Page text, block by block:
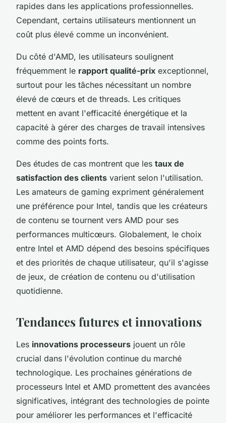
rapides dans les applications professionnelles.
Cependant, certains utilisateurs mentionnent un
coût plus élevé comme un inconvénient.
Du côté d'AMD, les utilisateurs soulignent
fréquemment le rapport qualité-prix exceptionnel,
surtout pour les tâches nécessitant un nombre
élevé de cœurs et de threads. Les critiques
mettent en avant l'efficacité énergétique et la
capacité à gérer des charges de travail intensives
comme des points forts.
Des études de cas montrent que les taux de
satisfaction des clients varient selon l'utilisation.
Les amateurs de gaming expriment généralement
une préférence pour Intel, tandis que les créateurs
de contenu se tournent vers AMD pour ses
performances multicœurs. Globalement, le choix
entre Intel et AMD dépend des besoins spécifiques
et des priorités de chaque utilisateur, qu'il s'agisse
de jeux, de création de contenu ou d'utilisation
quotidienne.
Tendances futures et innovations
Les innovations processeurs jouent un rôle
crucial dans l'évolution continue du marché
technologique. Les prochaines générations de
processeurs Intel et AMD promettent des avancées
significatives, intégrant des technologies de pointe
pour améliorer les performances et l'efficacité